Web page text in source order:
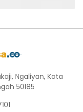
Ngaliyan, Kota
50185